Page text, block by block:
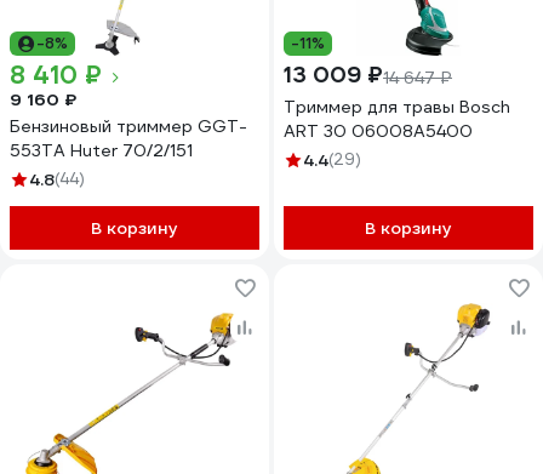
-8%
8 410 ₽
9 160 ₽
Бензиновый триммер GGT-
553TA Huter 70/2/151
4.8(44)
В корзину
-11%
13 009 ₽14 647 ₽
Триммер для травы Bosch
ART 30 06008A5400
4.4(29)
В корзину